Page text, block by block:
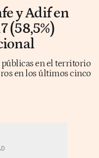
y Adif en
(58,5%)
públicas en el territorio
en los últimos cinco